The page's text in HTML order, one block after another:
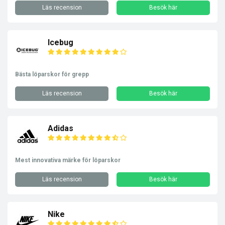
Läs recension Besök här
Icebug
Bästa löparskor för grepp
Läs recension Besök här
Adidas
Mest innovativa märke för löparskor
Läs recension Besök här
Nike